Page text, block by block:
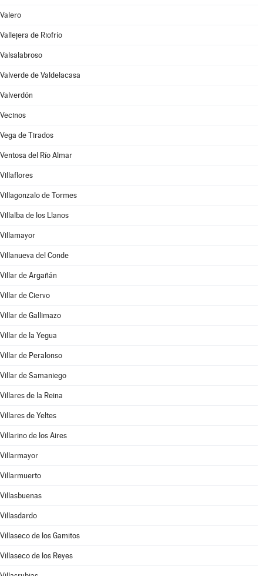
Valero
Vallejera de Riofrío
Valsalabroso
Valverde de Valdelacasa
Valverdón
Vecinos
Vega de Tirados
Ventosa del Río Almar
Villaflores
Villagonzalo de Tormes
Villalba de los Llanos
Villamayor
Villanueva del Conde
Villar de Argañán
Villar de Ciervo
Villar de Gallimazo
Villar de la Yegua
Villar de Peralonso
Villar de Samaniego
Villares de la Reina
Villares de Yeltes
Villarino de los Aires
Villarmayor
Villarmuerto
Villasbuenas
Villasdardo
Villaseco de los Gamitos
Villaseco de los Reyes